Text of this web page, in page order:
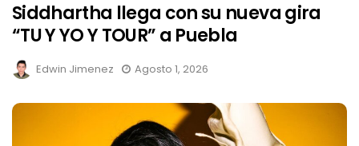
Siddhartha llega con su nueva gira
“TU Y YO Y TOUR” a Puebla
Edwin Jimenez Agosto 1, 2026